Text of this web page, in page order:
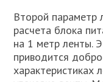
Второй параметр
расчета блока
на 1 метр ленты.
приводится
характеристиках